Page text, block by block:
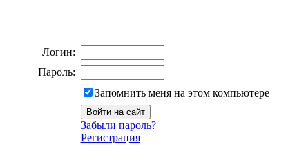
Логин:
Пароль:
Запомнить меня на этом компьютере
Забыли пароль?
Регистрация